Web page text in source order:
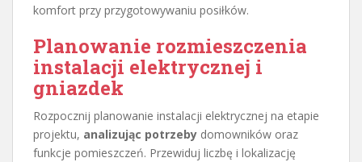
komfort przy przygotowywaniu posiłków.
Planowanie rozmieszczenia
instalacji elektrycznej i
gniazdek
Rozpocznij planowanie instalacji elektrycznej na etapie
projektu, analizując potrzeby domowników oraz
funkcje pomieszczeń. Przewiduj liczbę i lokalizację